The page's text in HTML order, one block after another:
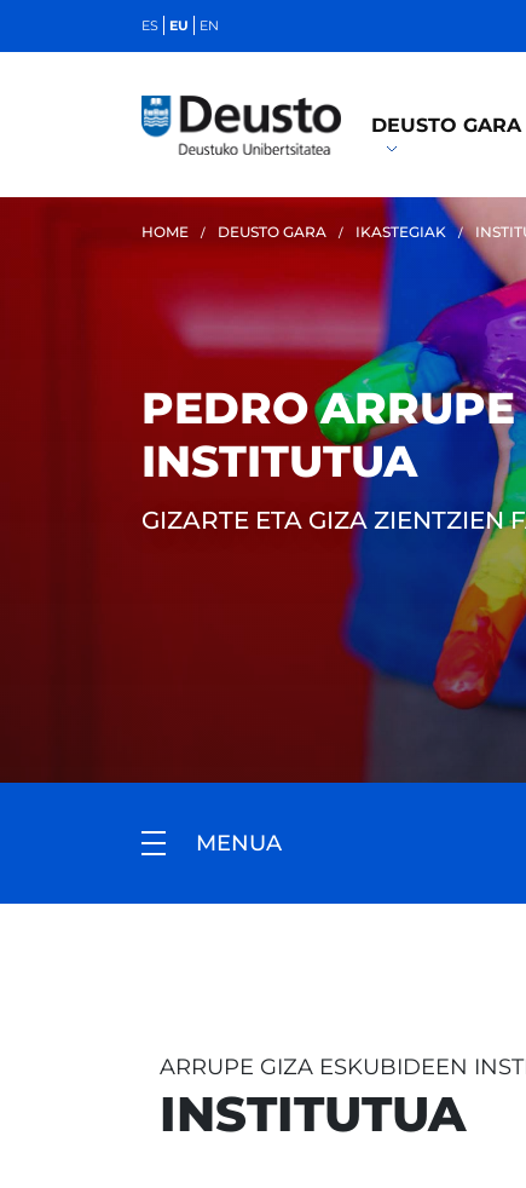
ES EU EN
DEUSTO GARA
HOME DEUSTO GARA IKASTEGIAK
PEDRO
INSTITUTUA
GIZARTE ETA GIZA ZIENTZIEN
MENUA
ARRUPE GIZA ESKUBIDEEN
INSTITUTUA